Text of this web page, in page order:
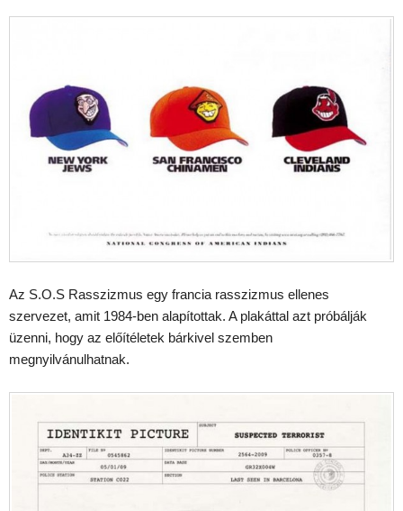
Az S.O.S Rasszizmus egy francia rasszizmus ellenes
szervezet, amit 1984-ben alapítottak. A plakáttal azt próbálják
üzenni, hogy az előítéletek bárkivel szemben
megnyilvánulhatnak.